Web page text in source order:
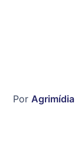
Por Agrimídia